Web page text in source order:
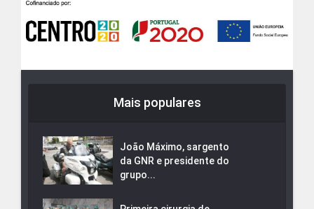
Mais populares
João Máximo, sargento
da GNR e presidente do
grupo...